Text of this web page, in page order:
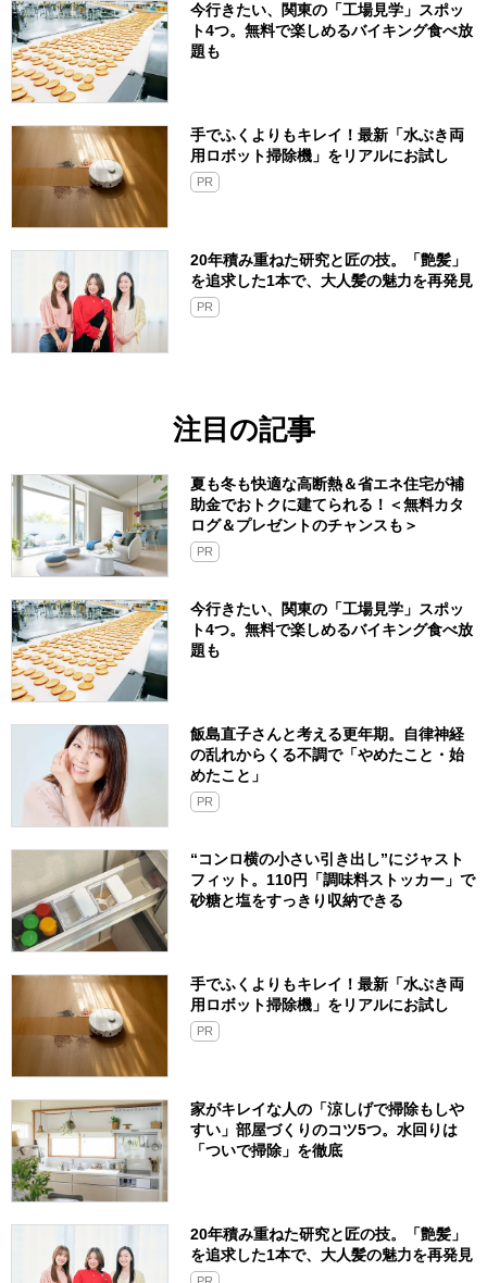
今行きたい、関東の「工場見学」スポッ
ト4つ。無料で楽しめるバイキング食べ放
題も
手でふくよりもキレイ！最新「水ぶき両
用ロボット掃除機」をリアルにお試し
PR
20年積み重ねた研究と匠の技。「艶髪」
を追求した1本で、大人髪の魅力を再発見
PR
注目の記事
夏も冬も快適な高断熱＆省エネ住宅が補
助金でおトクに建てられる！＜無料カタ
ログ＆プレゼントのチャンスも＞
PR
今行きたい、関東の「工場見学」スポッ
ト4つ。無料で楽しめるバイキング食べ放
題も
飯島直子さんと考える更年期。自律神経
の乱れからくる不調で「やめたこと・始
めたこと」
PR
“コンロ横の小さい引き出し”にジャスト
フィット。110円「調味料ストッカー」で
砂糖と塩をすっきり収納できる
手でふくよりもキレイ！最新「水ぶき両
用ロボット掃除機」をリアルにお試し
PR
家がキレイな人の「涼しげで掃除もしや
すい」部屋づくりのコツ5つ。水回りは
「ついで掃除」を徹底
20年積み重ねた研究と匠の技。「艶髪」
を追求した1本で、大人髪の魅力を再発見